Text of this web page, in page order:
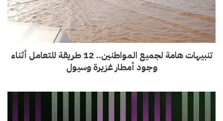
تنبيهات هامة لجميع المواطنين.. 12 طريقة للتعامل أثناء
وجود أمطار غزيرة وسيول